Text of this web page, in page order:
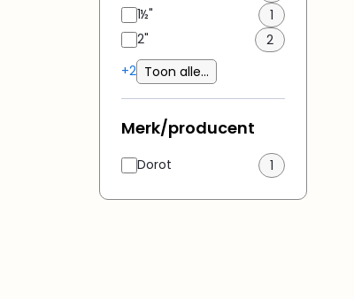
1½"
1
2"
2
+2 Toon alle...
Merk/producent
Dorot 1